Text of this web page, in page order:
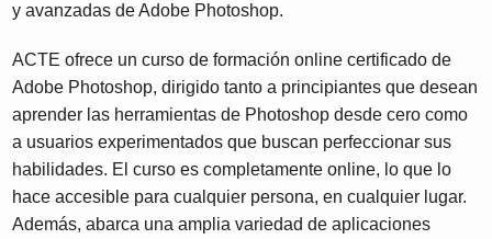
y avanzadas de Adobe Photoshop.
ACTE ofrece un curso de formación online certificado de
Adobe Photoshop, dirigido tanto a principiantes que desean
aprender las herramientas de Photoshop desde cero como
a usuarios experimentados que buscan perfeccionar sus
habilidades. El curso es completamente online, lo que lo
hace accesible para cualquier persona, en cualquier lugar.
Además, abarca una amplia variedad de aplicaciones